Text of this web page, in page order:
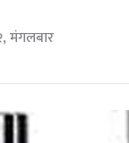
मंगलबार